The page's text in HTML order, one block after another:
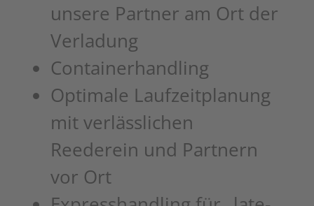
unsere Partner am Ort der
Verladung
Containerhandling
Optimale Laufzeitplanung
mit verlässlichen
Reederein und Partnern
vor Ort